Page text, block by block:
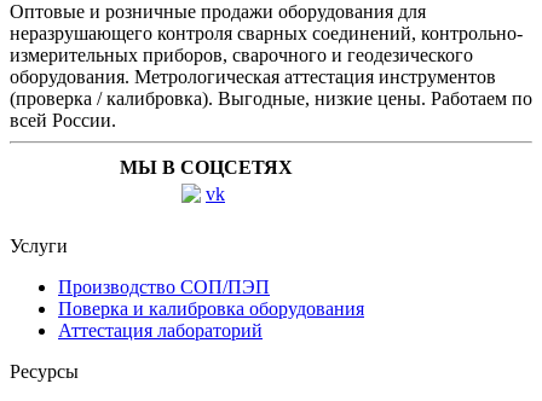
Оптовые и розничные продажи оборудования для
неразрушающего контроля сварных соединений, контрольно-
измерительных приборов, сварочного и геодезического
оборудования. Метрологическая аттестация инструментов
(проверка / калибровка). Выгодные, низкие цены. Работаем по
всей России.
МЫ В СОЦСЕТЯХ
Услуги
Производство СОП/ПЭП
Поверка и калибровка оборудования
Аттестация лабораторий
Ресурсы